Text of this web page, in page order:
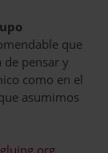
que
de pensar y
como en el
asumimos